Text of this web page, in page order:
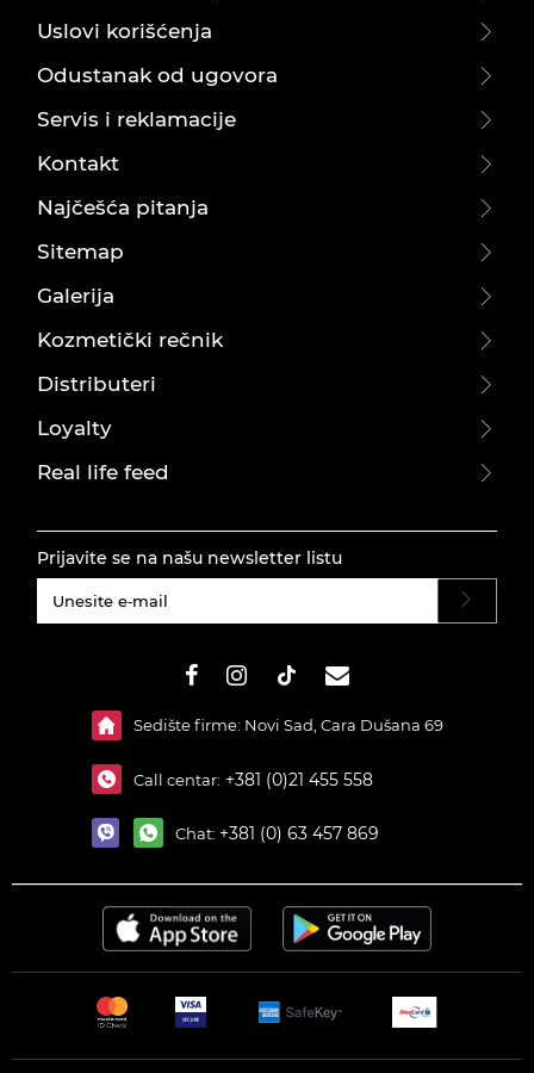
Uslovi korišćenja
Odustanak od ugovora
Servis i reklamacije
Kontakt
Najčešća pitanja
Sitemap
Galerija
Kozmetički rečnik
Distributeri
Loyalty
Real life feed
Prijavite se na našu newsletter listu
Sedište firme: Novi Sad, Cara Dušana 69
Call centar: +381 (0)21 455 558
Chat: +381 (0) 63 457 869